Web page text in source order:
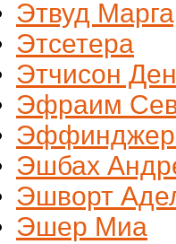
Этвуд
Этсетера
Этчисон
Эфраим
Эшбах
Эшворт
Эшер Миа